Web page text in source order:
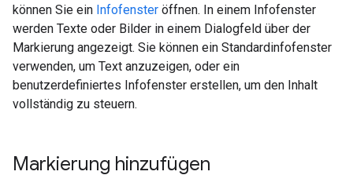
können Sie ein Infofenster öffnen. In einem Infofenster
werden Texte oder Bilder in einem Dialogfeld über der
Markierung angezeigt. Sie können ein Standardinfofenster
verwenden, um Text anzuzeigen, oder ein
benutzerdefiniertes Infofenster erstellen, um den Inhalt
vollständig zu steuern.
Markierung hinzufügen